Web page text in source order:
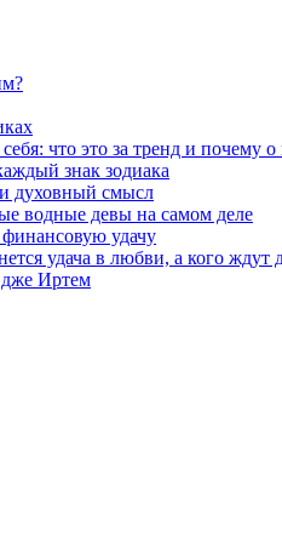
что это за тренд и почему
знак зодиака
духовный смысл
водные девы на самом деле
удачу
удача в любви, а кого
Иртем